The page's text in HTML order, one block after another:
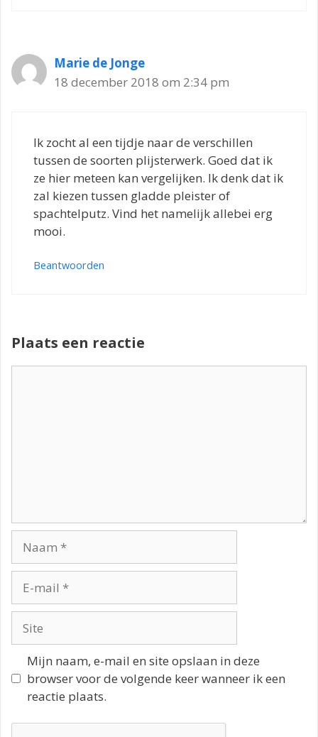
Marie de Jonge
18 december 2018 om 2:34 pm
Ik zocht al een tijdje naar de verschillen
tussen de soorten plijsterwerk. Goed dat ik
ze hier meteen kan vergelijken. Ik denk dat ik
zal kiezen tussen gladde pleister of
spachtelputz. Vind het namelijk allebei erg
mooi.
Beantwoorden
Plaats een reactie
mail
Mijn naam, e-mail en site opslaan in deze
browser voor de volgende keer wanneer ik een
reactie plaats.